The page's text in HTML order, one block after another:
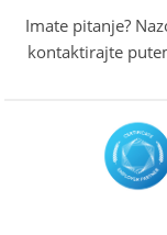
Imate pitanje?
kontaktirajte